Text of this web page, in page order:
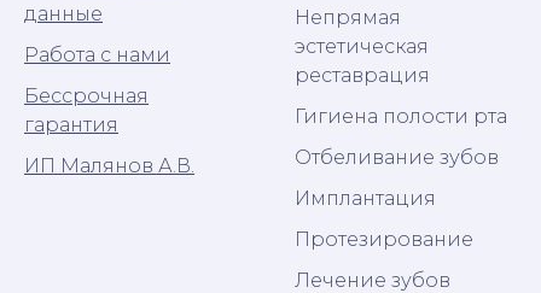
данные
Работа с нами
Бессрочная
гарантия
ИП Малянов А.В.
Непрямая
эстетическая
реставрация
Гигиена полости рта
Отбеливание зубов
Имплантация
Протезирование
Лечение зубов